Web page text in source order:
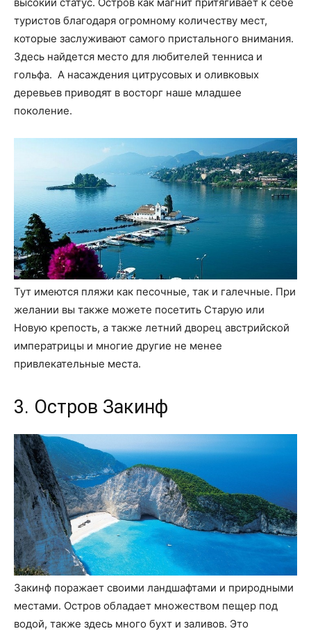
туристов благодаря огромному количеству мест,
которые заслуживают самого пристального внимания.
Здесь найдется место для любителей тенниса и
гольфа. А насаждения цитрусовых и оливковых
деревьев приводят в восторг наше младшее
поколение.
Тут имеются пляжи как песочные, так и галечные. При
желании вы также можете посетить Старую или
Новую крепость, а также летний дворец австрийской
императрицы и многие другие не менее
привлекательные места.
3. Остров Закинф
Закинф поражает своими ландшафтами и природными
местами. Остров обладает множеством пещер под
водой, также здесь много бухт и заливов. Это